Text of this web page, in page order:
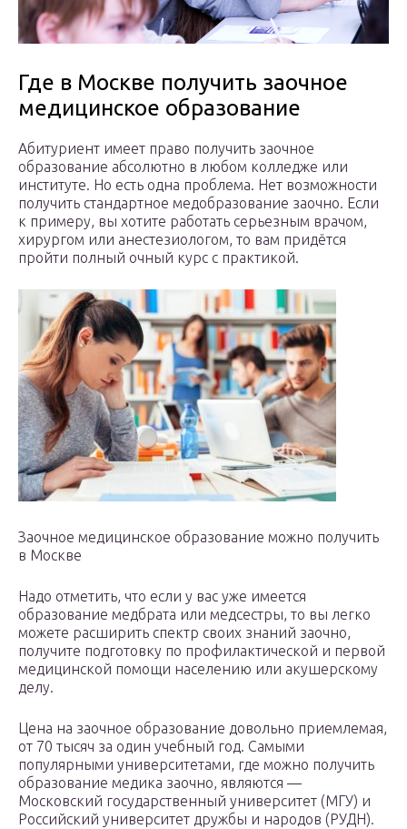
Где в Москве получить заочное
медицинское образование
Абитуриент имеет право получить заочное
образование абсолютно в любом колледже или
институте. Но есть одна проблема. Нет возможности
получить стандартное медобразование заочно. Если
к примеру, вы хотите работать серьезным врачом,
хирургом или анестезиологом, то вам придётся
пройти полный очный курс с практикой.
Заочное медицинское образование можно получить
в Москве
Надо отметить, что если у вас уже имеется
образование медбрата или медсестры, то вы легко
можете расширить спектр своих знаний заочно,
получите подготовку по профилактической и первой
медицинской помощи населению или акушерскому
делу.
Цена на заочное образование довольно приемлемая,
от 70 тысяч за один учебный год. Самыми
популярными университетами, где можно получить
образование медика заочно, являются —
Московский государственный университет (МГУ) и
Российский университет дружбы и народов (РУДН).